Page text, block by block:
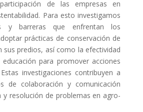
de las empresas en
Para esto investigamos
y barreras que enfrentan los
prácticas de conservación de
sus predios, así como la efectividad
para promover acciones
investigaciones contribuyen a
de colaboración y comunicación
y resolución de problemas en agro-